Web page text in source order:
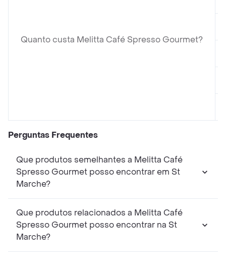
Quanto custa Melitta Café Spresso Gourmet?
Perguntas Frequentes
Que produtos semelhantes a Melitta Café
Spresso Gourmet posso encontrar em St
Marche?
Que produtos relacionados a Melitta Café
Spresso Gourmet posso encontrar na St
Marche?